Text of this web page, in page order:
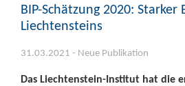
BIP-Schätzung 2020: Starker
Liechtensteins
31.03.2021 - Neue Publikation
Das Liechtenstein-Institut hat die